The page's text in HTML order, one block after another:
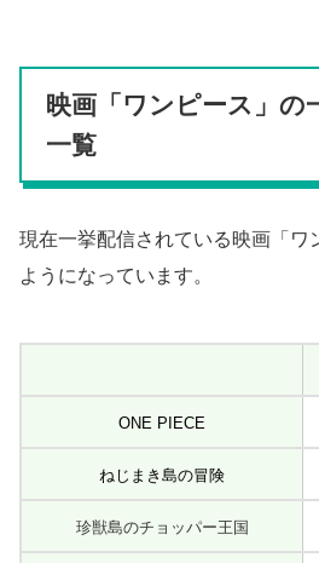
映画「ワンピース」の
一覧
現在一挙配信されている映画「ワ
ようになっています。
ONE PIECE
ねじまき島の冒険
珍獣島のチョッパー王国